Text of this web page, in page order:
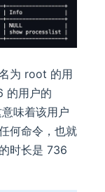
为 root 的用
的用户的
意味着该用户
何命令，也就
时长是 736